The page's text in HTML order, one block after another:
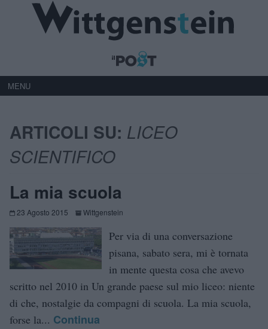
MENU
ARTICOLI SU: LICEO
SCIENTIFICO
La mia scuola
23 Agosto 2015 Wittgenstein
Per via di una conversazione
pisana, sabato sera, mi è tornata
in mente questa cosa che avevo
scritto nel 2010 in Un grande paese sul mio liceo: niente
di che, nostalgie da compagni di scuola. La mia scuola,
forse la... Continua